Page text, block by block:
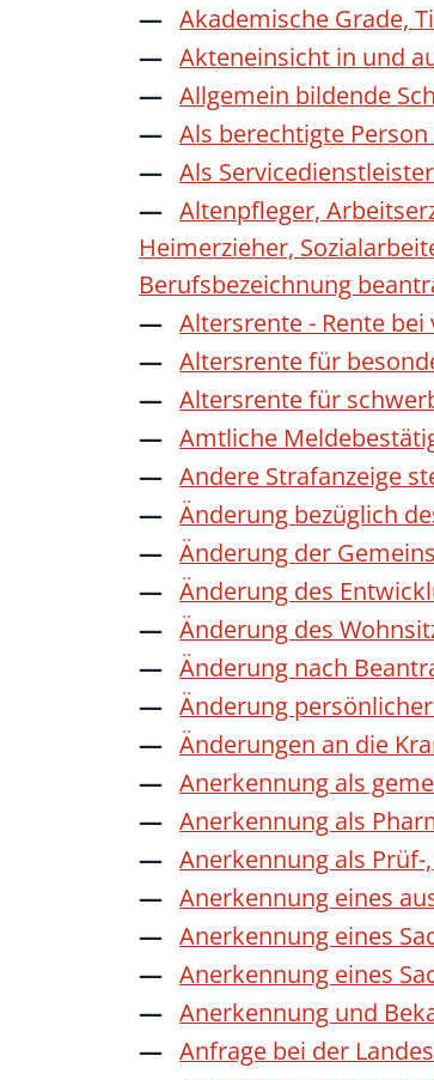
Akademische Grade,
Akteneinsicht in und
Allgemein bildende
Als berechtigte
Als
Altenpfleger,
Heimerzieher,
Berufsbezeichnung
Altersrente - Rente
Altersrente für
Altersrente für
Amtliche
Andere Strafanzeige
Änderung bezüglich
Änderung der
Änderung des
Änderung des
Änderung nach
Änderung
Änderungen an die
Anerkennung als
Anerkennung als
Anerkennung als
Anerkennung eines
Anerkennung eines
Anerkennung eines
Anerkennung und
Anfrage bei der